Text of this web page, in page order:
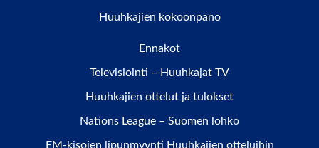
Huuhkajien kokoonpano
Ennakot
Televisiointi – Huuhkajat TV
Huuhkajien ottelut ja tulokset
Nations League – Suomen lohko
EM-kisojen lipunmyynti Huuhkajien otteluihin